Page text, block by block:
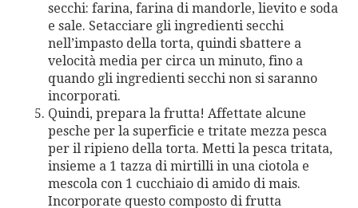
secchi: farina, farina di mandorle, lievito e soda
e sale. Setacciare gli ingredienti secchi
nell’impasto della torta, quindi sbattere a
velocità media per circa un minuto, fino a
quando gli ingredienti secchi non si saranno
incorporati.
Quindi, prepara la frutta! Affettate alcune
pesche per la superficie e tritate mezza pesca
per il ripieno della torta. Metti la pesca tritata,
insieme a 1 tazza di mirtilli in una ciotola e
mescola con 1 cucchiaio di amido di mais.
Incorporate questo composto di frutta